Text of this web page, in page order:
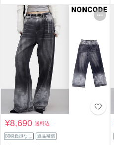
¥8,690送料込
関税負担なし 返品補償